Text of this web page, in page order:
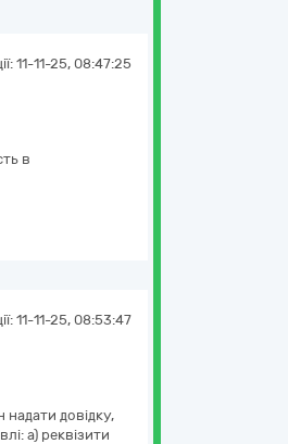
11-11-25, 08:47:25
в
11-11-25, 08:53:47
надати довідку,
а) реквізити